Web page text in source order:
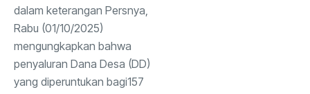
dalam keterangan Persnya,
Rabu (01/10/2025)
mengungkapkan bahwa
penyaluran Dana Desa (DD)
yang diperuntukan bagi157